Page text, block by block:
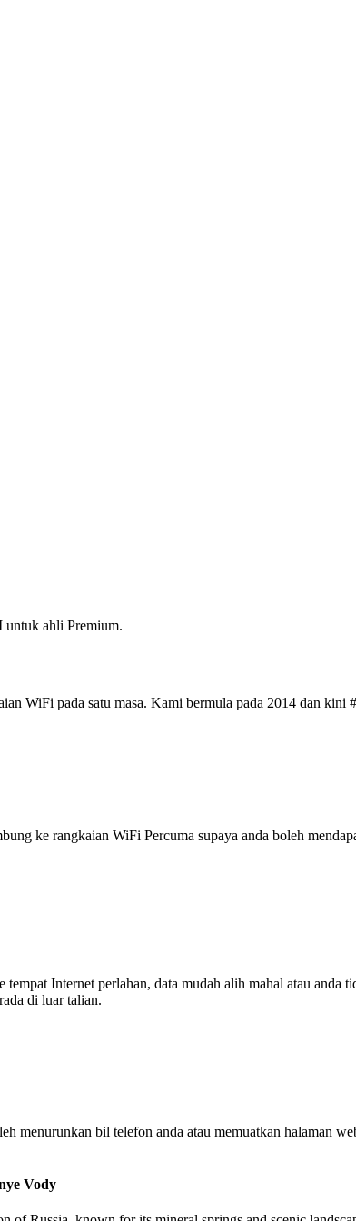
ahli Premium.
WiFi pada satu masa. Kami bermula pada 2014 dan kini
ke rangkaian WiFi Percuma supaya anda boleh
Internet perlahan, data mudah alih mahal atau
di luar talian.
menurunkan bil telefon anda atau memuatkan halaman
Vody